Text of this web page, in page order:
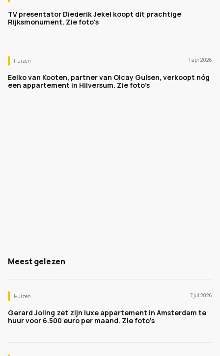
TV presentator Diederik Jekel koopt dit prachtige
Rijksmonument. Zie foto's
Huizen 1 apr 2026
Eelko van Kooten, partner van Olcay Gulsen, verkoopt nóg
een appartement in Hilversum. Zie foto’s
Meest gelezen
Huizen 7 jul 2026
Gerard Joling zet zijn luxe appartement in Amsterdam te
huur voor 6.500 euro per maand. Zie foto's